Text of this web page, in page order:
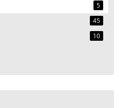
5
45
10